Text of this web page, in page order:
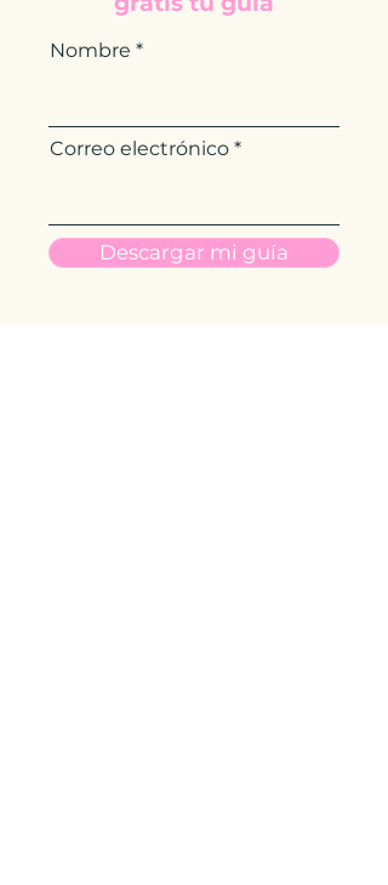
Nombre
Correo electrónico
Descargar mi guía